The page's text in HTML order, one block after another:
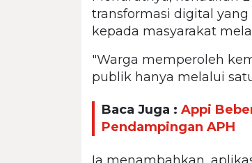
transformasi digital
kepada masyarakat
"Warga memperoleh
publik hanya melalui
Baca Juga : Appi
Pendampingan APH
Ia menambahkan,